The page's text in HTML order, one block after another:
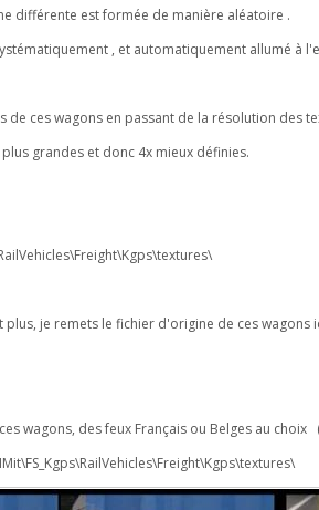
différente est formée de manière aléatoire .
, et automatiquement allumé à
de ces wagons en passant de la résolution des
grandes et donc 4x mieux définies.
je remets le fichier d'origine de ces wagons
wagons, des feux Français ou Belges au choix